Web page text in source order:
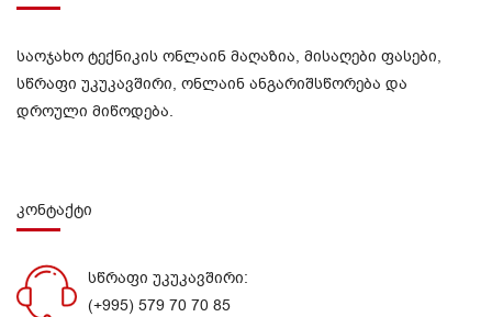
საოჯახო ტექნიკის ონლაინ მაღაზია, მისაღები ფასები,
სწრაფი უკუკავშირი, ონლაინ ანგარიშსწორება და
დროული მიწოდება.
კონტაქტი
სწრაფი უკუკავშირი:
(+995) 579 70 70 85